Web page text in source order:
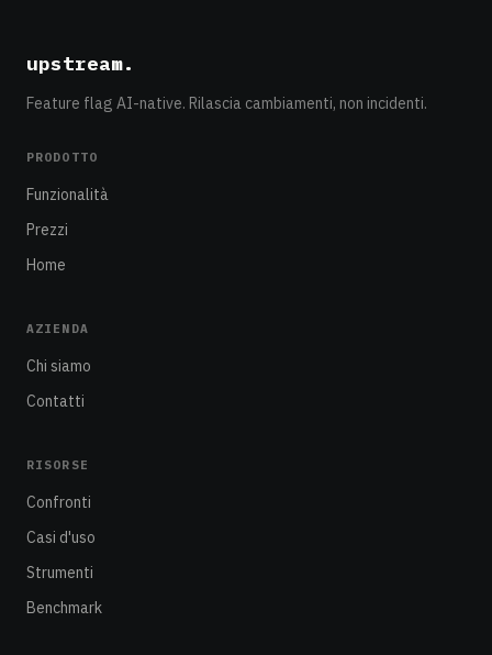
upstream.
Feature flag AI-native. Rilascia cambiamenti, non incidenti.
PRODOTTO
Funzionalità
Prezzi
Home
AZIENDA
Chi siamo
Contatti
RISORSE
Confronti
Casi d'uso
Strumenti
Benchmark